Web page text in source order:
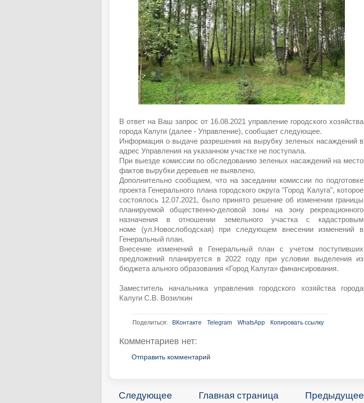
В ответ на Ваш запрос от 16.08.2021 управление городского хозяйства
города Калуги (далее - Управление), сообщает следующее.
Информация о выдаче разрешения на вырубку зеленых насаждений в
адрес Управления на указанном участке не поступала.
При выезде комиссии по обследованию зеленых насаждений на место
фактов вырубки деревьев не выявлено.
Дополнительно сообщаем, что на заседании комиссии по подготовке
проекта Генерального плана городского округа "Город Калуга", которое
состоялось 12.07.2021, было принято решение об изменении границы
планируемой общественно-деловой зоны на зону рекреационного
назначения в отношении земельного участка с кадастровым
номе (ул.Новослободская) при следующем внесении изменений в
Генеральный план.
Внесение изменений в Генеральный план с учетом поступивших
предложений планируется в 2022 году при условии выделения из
бюджета ального образования «Город Калуга» финансирования.
Заместитель начальника управления городского хозяйства города
Калуги С.В. Возилкин
Поделиться: ВКонтакте Telegram WhatsApp Копировать ссылку
Комментариев нет:
Отправить комментарий
Следующее Предыдущее
Главная страница